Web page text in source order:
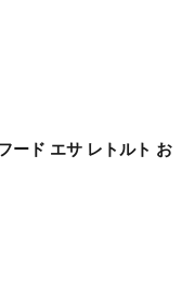
ード エサ レトルト お